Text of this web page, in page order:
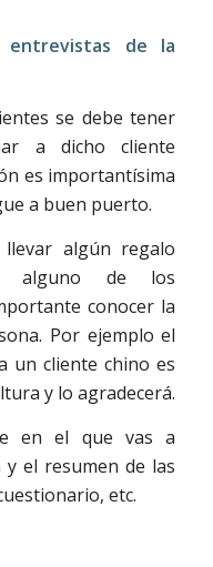
entrevistas de la
se debe tener
a dicho cliente
es importantísima
a buen puerto.
llevar algún regalo
alguno de los
conocer la
Por ejemplo el
un cliente chino es
y lo agradecerá.
en el que vas a
el resumen de las
etc.